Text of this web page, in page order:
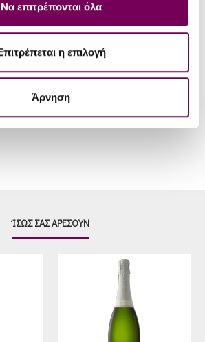
Να επιτρέπονται όλα
η επιλογή
Άρνηση
Εξωτικά και γλυκόξινα πιάτα,
λαδερά, λιπαρά ψάρια όπως ο
σολομός και η πέστροφα,
πατέ.
ΊΣΩΣ ΣΑΣ ΑΡΈΣΟΥΝ